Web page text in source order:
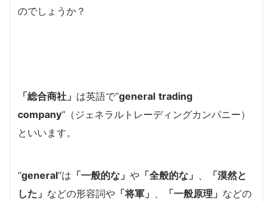
のでしょうか？
「総合商社」 は英語で”general trading
company“（ジェネラルトレーディングカンパニー）
といいます。
“general“は 「一般的な」 や 「全般的な」 、
「漠然と
した」 などの形容詞や 「将軍」 、 「一般原理」 などの